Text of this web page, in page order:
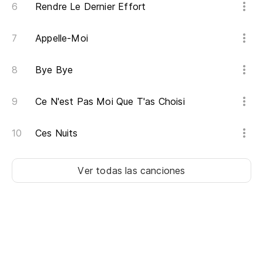
Rendre Le Dernier Effort
Appelle-Moi
Bye Bye
Ce N'est Pas Moi Que T'as Choisi
Ces Nuits
Ver todas las canciones